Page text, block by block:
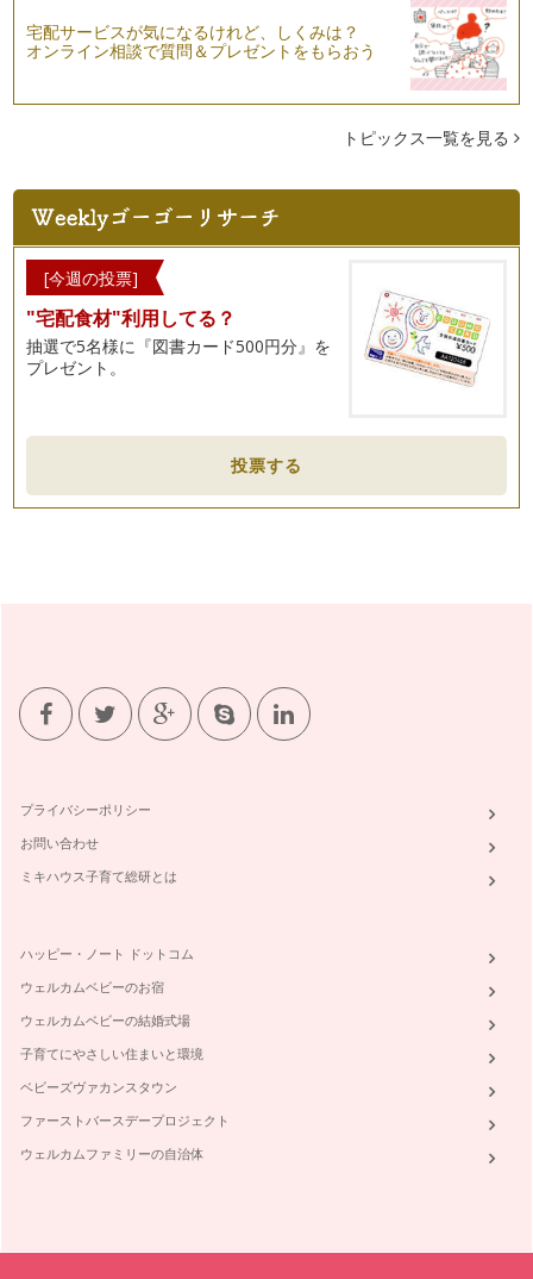
もしも離婚となった時に子どもにかかる負担はどのくらいある
のでしょうか。今回は名字が変わるこ…
もしも離婚が頭によぎったら!?～離婚が及ぼす子どもへの負担
①「居住エリア・所属の変化がもたらすダメージ」
もしも離婚となった時に子ども自身が受ける負担はどのくらい
離婚を考える前に知っておきたい！親子関係・夫婦関係のスタ
ンスについて
の夫婦生活、子どもの誕生、そして成…
宅配サービスが気になるけれど、しくみは？
オンライン相談で質問＆プレゼントをもらおう
トピックス一覧を見る
[今週の投票]
"宅配食材"利用してる？
抽選で5名様に『図書カード500円分』を
プレゼント。
投票する
プライバシーポリシー
お問い合わせ
ミキハウス子育て総研とは
ハッピー・ノート ドットコム
ウェルカムベビーのお宿
ウェルカムベビーの結婚式場
子育てにやさしい住まいと環境
ベビーズヴァカンスタウン
ファーストバースデープロジェクト
ウェルカムファミリーの自治体